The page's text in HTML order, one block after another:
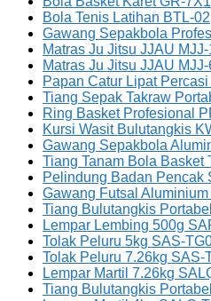
Bola Tenis Latihan BTL-02
Gawang Sepakbola
Matras Ju Jitsu JJAU
Matras Ju Jitsu JJAU
Papan Catur Lipat
Tiang Sepak Takraw
Ring Basket Profesional
Kursi Wasit Bulutangkis
Gawang Sepakbola
Tiang Tanam Bola Basket
Pelindung Badan Pencak
Gawang Futsal
Tiang Bulutangkis
Lempar Lembing 500g
Tolak Peluru 5kg SAS-
Tolak Peluru 7.26kg SAS-
Lempar Martil 7.26kg
Tiang Bulutangkis